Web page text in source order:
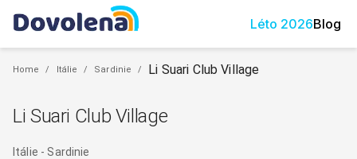
Léto 2026Blog
Home / Itálie / Sardinie / Li Suari Club Village
Li Suari Club Village
Itálie - Sardinie